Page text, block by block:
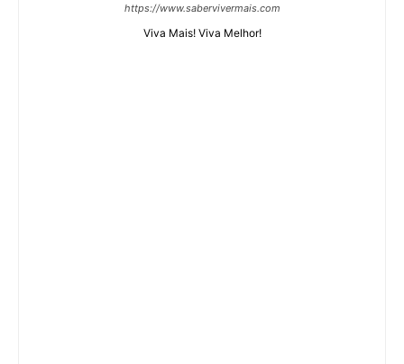
https://www.sabervivermais.com
Viva Mais! Viva Melhor!